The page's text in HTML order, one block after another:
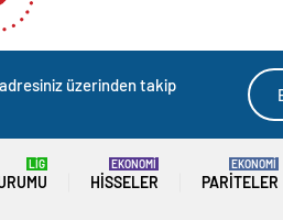
üzerinden takip
LİG
HISSELER
EKONOMİ
PARITELER
EKONOMİ